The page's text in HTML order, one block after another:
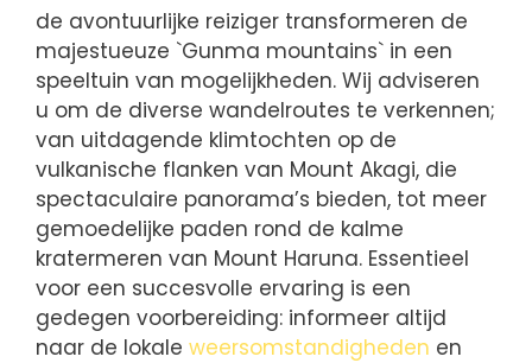
de avontuurlijke reiziger transformeren de
majestueuze `Gunma mountains` in een
speeltuin van mogelijkheden. Wij adviseren
u om de diverse wandelroutes te verkennen;
van uitdagende klimtochten op de
vulkanische flanken van Mount Akagi, die
spectaculaire panorama’s bieden, tot meer
gemoedelijke paden rond de kalme
kratermeren van Mount Haruna. Essentieel
voor een succesvolle ervaring is een
gedegen voorbereiding: informeer altijd
naar de lokale weersomstandigheden en